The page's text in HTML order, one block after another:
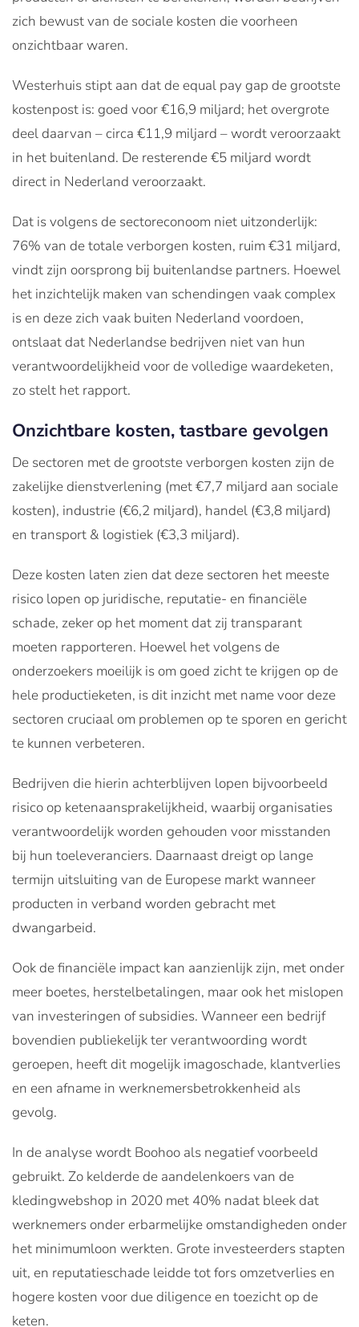
zich bewust van de sociale kosten die voorheen
onzichtbaar waren.
Westerhuis stipt aan dat de equal pay gap de grootste
kostenpost is: goed voor €16,9 miljard; het overgrote
deel daarvan – circa €11,9 miljard – wordt veroorzaakt
in het buitenland. De resterende €5 miljard wordt
direct in Nederland veroorzaakt.
Dat is volgens de sectoreconoom niet uitzonderlijk:
76% van de totale verborgen kosten, ruim €31 miljard,
vindt zijn oorsprong bij buitenlandse partners. Hoewel
het inzichtelijk maken van schendingen vaak complex
is en deze zich vaak buiten Nederland voordoen,
ontslaat dat Nederlandse bedrijven niet van hun
verantwoordelijkheid voor de volledige waardeketen,
zo stelt het rapport.
Onzichtbare kosten, tastbare gevolgen
De sectoren met de grootste verborgen kosten zijn de
zakelijke dienstverlening (met €7,7 miljard aan sociale
kosten), industrie (€6,2 miljard), handel (€3,8 miljard)
en transport & logistiek (€3,3 miljard).
Deze kosten laten zien dat deze sectoren het meeste
risico lopen op juridische, reputatie- en financiële
schade, zeker op het moment dat zij transparant
moeten rapporteren. Hoewel het volgens de
onderzoekers moeilijk is om goed zicht te krijgen op de
hele productieketen, is dit inzicht met name voor deze
sectoren cruciaal om problemen op te sporen en gericht
te kunnen verbeteren.
Bedrijven die hierin achterblijven lopen bijvoorbeeld
risico op ketenaansprakelijkheid, waarbij organisaties
verantwoordelijk worden gehouden voor misstanden
bij hun toeleveranciers. Daarnaast dreigt op lange
termijn uitsluiting van de Europese markt wanneer
producten in verband worden gebracht met
dwangarbeid.
Ook de financiële impact kan aanzienlijk zijn, met onder
meer boetes, herstelbetalingen, maar ook het mislopen
van investeringen of subsidies. Wanneer een bedrijf
bovendien publiekelijk ter verantwoording wordt
geroepen, heeft dit mogelijk imagoschade, klantverlies
en een afname in werknemersbetrokkenheid als
gevolg.
In de analyse wordt Boohoo als negatief voorbeeld
gebruikt. Zo kelderde de aandelenkoers van de
kledingwebshop in 2020 met 40% nadat bleek dat
werknemers onder erbarmelijke omstandigheden onder
het minimumloon werkten. Grote investeerders stapten
uit, en reputatieschade leidde tot fors omzetverlies en
hogere kosten voor due diligence en toezicht op de
keten.